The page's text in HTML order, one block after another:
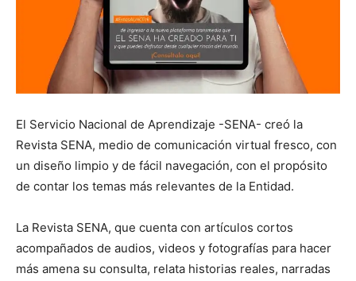
El Servicio Nacional de Aprendizaje -SENA- creó la
Revista SENA, medio de comunicación virtual fresco, con
un diseño limpio y de fácil navegación, con el propósito
de contar los temas más relevantes de la Entidad.
La Revista SENA, que cuenta con artículos cortos
acompañados de audios, videos y fotografías para hacer
más amena su consulta, relata historias reales, narradas